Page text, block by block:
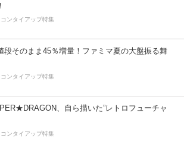
コンタイアップ特集
段そのまま45％増量！ファミマ夏の大盤振る舞
コンタイアップ特集
、自ら描いた”レトロフューチャ
コンタイアップ特集